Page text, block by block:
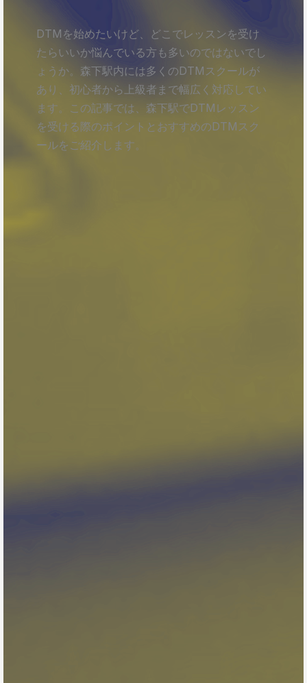
DTMを始めたいけど、どこでレッスンを受け
たらいいか悩んでいる方も多いのではないでし
ょうか。森下駅内には多くのDTMスクールが
あり、初心者から上級者まで幅広く対応してい
ます。この記事では、森下駅でDTMレッスン
を受ける際のポイントとおすすめのDTMスク
ールをご紹介します。